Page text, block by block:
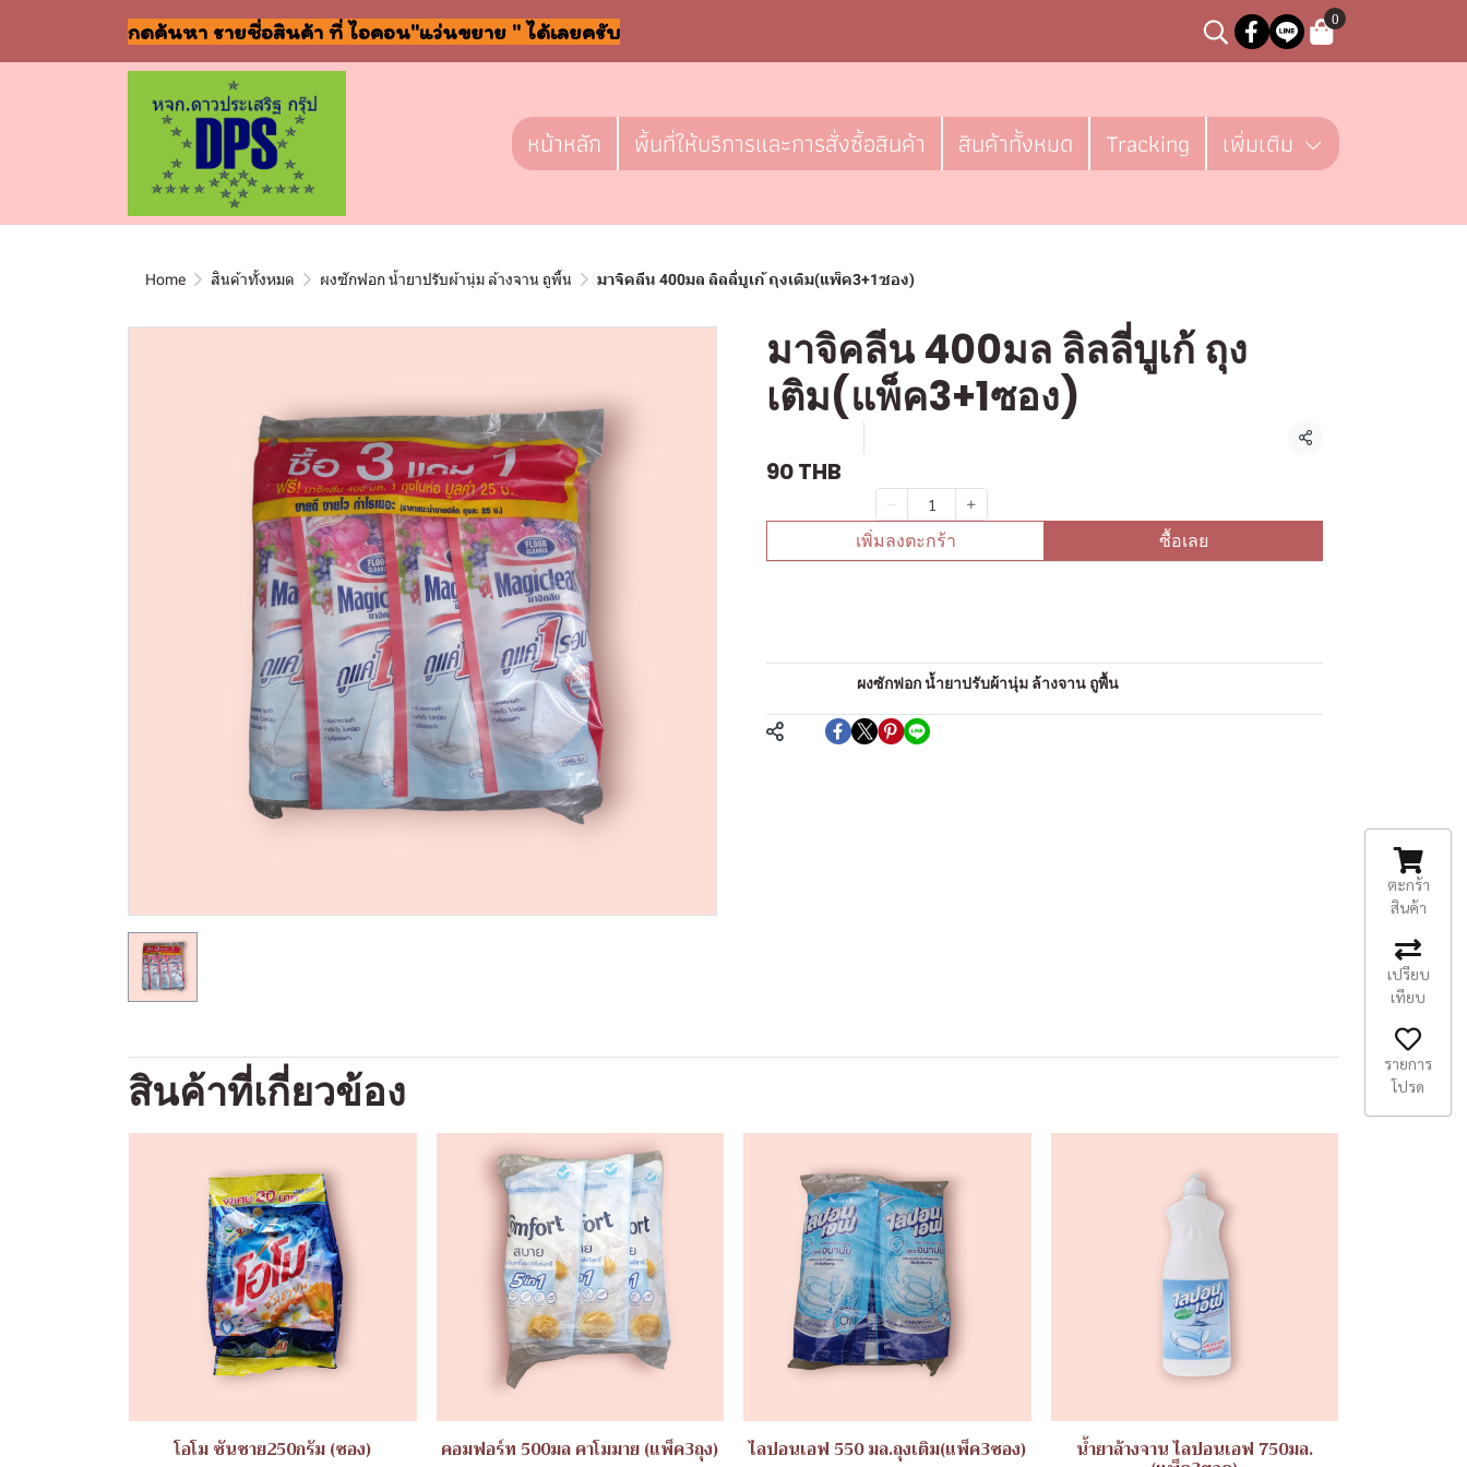
กดค้นหา รายชื่อสินค้า ที่ ไอคอน"แว่นขยาย " ได้เลยครับ
0
หน้าหลัก พื้นที่ให้บริการและการสั่งซื้อสินค้า สินค้าทั้งหมด Tracking เพิ่มเติม
Home สินค้าทั้งหมด ผงซักฟอก น้ำยาปรับผ้านุ่ม ล้างจาน ถูพื้น มาจิคลีน 400มล ลิลลี่บูเก้ ถุงเติม(แพ็ค3+1ซอง)
มาจิคลีน 400มล ลิลลี่บูเก้ ถุง
เติม(แพ็ค3+1ซอง)
แชร์
90 THB
เพิ่มลงตะกร้า ซื้อเลย
ผงซักฟอก น้ำยาปรับผ้านุ่ม ล้างจาน ถูพื้น
สินค้าที่เกี่ยวข้อง
โอโม ซันชาย250กรัม (ซอง) คอมฟอร์ท 500มล คาโมมาย (แพ็ค3ถุง) ไลปอนเอฟ 550 มล.ถุงเติม(แพ็ค3ซอง) น้ำยาล้างจาน ไลปอนเอฟ 750มล.
ตะกร้า
สินค้า
เปรียบ
เทียบ
รายการ
โปรด